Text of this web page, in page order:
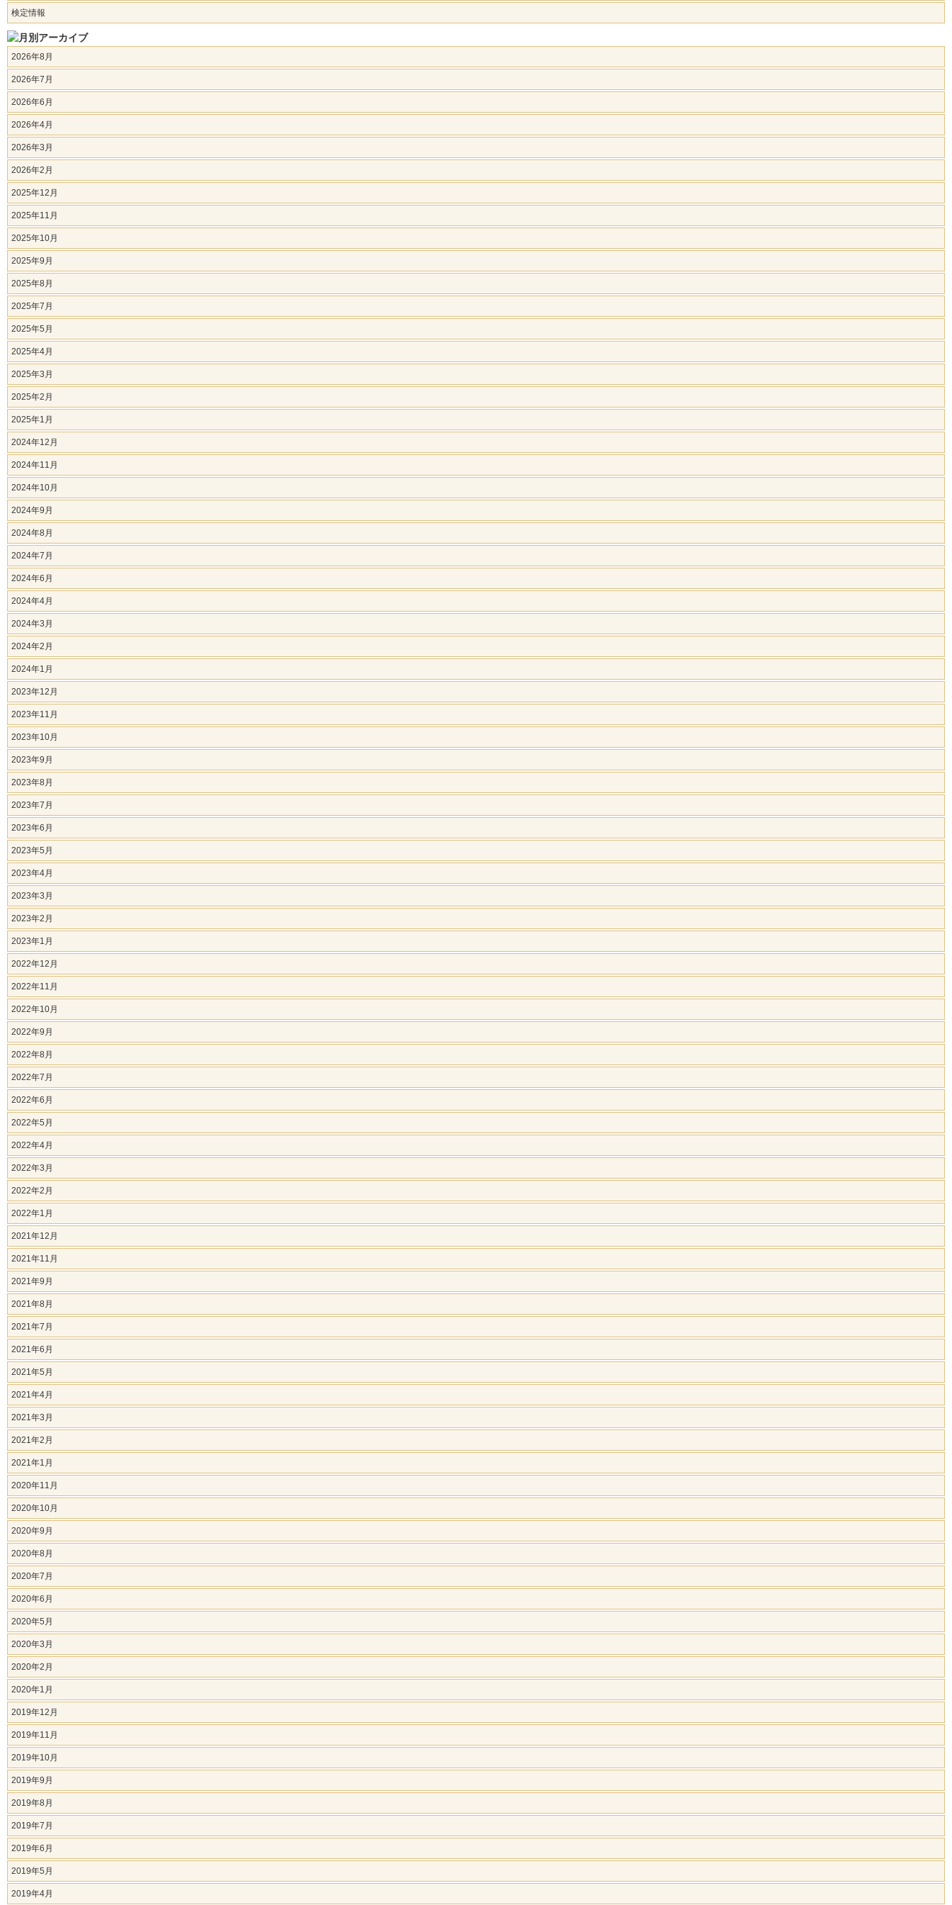
検定情報
2026年8月
2026年7月
2026年6月
2026年4月
2026年3月
2026年2月
2025年12月
2025年11月
2025年10月
2025年9月
2025年8月
2025年7月
2025年5月
2025年4月
2025年3月
2025年2月
2025年1月
2024年12月
2024年11月
2024年10月
2024年9月
2024年8月
2024年7月
2024年6月
2024年4月
2024年3月
2024年2月
2024年1月
2023年12月
2023年11月
2023年10月
2023年9月
2023年8月
2023年7月
2023年6月
2023年5月
2023年4月
2023年3月
2023年2月
2023年1月
2022年12月
2022年11月
2022年10月
2022年9月
2022年8月
2022年7月
2022年6月
2022年5月
2022年4月
2022年3月
2022年2月
2022年1月
2021年12月
2021年11月
2021年9月
2021年8月
2021年7月
2021年6月
2021年5月
2021年4月
2021年3月
2021年2月
2021年1月
2020年11月
2020年10月
2020年9月
2020年8月
2020年7月
2020年6月
2020年5月
2020年3月
2020年2月
2020年1月
2019年12月
2019年11月
2019年10月
2019年9月
2019年8月
2019年7月
2019年6月
2019年5月
2019年4月